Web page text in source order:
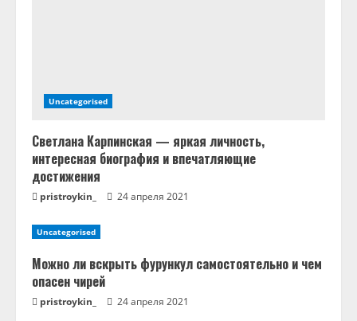
Uncategorised
Светлана Карпинская — яркая личность,
интересная биография и впечатляющие
достижения
pristroykin_ 24 апреля 2021
Uncategorised
Можно ли вскрыть фурункул самостоятельно и чем
опасен чирей
pristroykin_ 24 апреля 2021